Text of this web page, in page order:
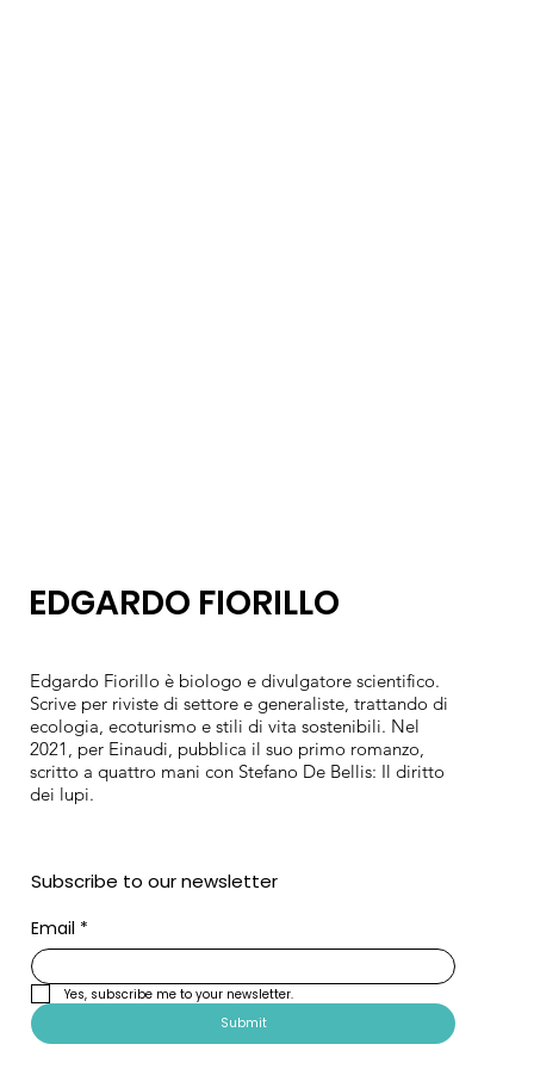
EDGARDO FIORILLO
Edgardo Fiorillo è biologo e divulgatore scientifico.
Scrive per riviste di settore e generaliste, trattando di
ecologia, ecoturismo e stili di vita sostenibili. Nel
2021, per Einaudi, pubblica il suo primo romanzo,
scritto a quattro mani con Stefano De Bellis: Il diritto
dei lupi.
Subscribe to our newsletter
Email *
Yes, subscribe me to your newsletter.
Submit